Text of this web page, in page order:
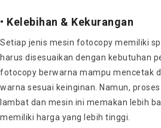
• Kelebihan & Kekurangan
Setiap jenis mesin fotocopy memiliki
harus disesuaikan dengan kebutuhan
fotocopy berwarna mampu mencetak
warna sesuai keinginan. Namun,
lambat dan mesin ini memakan lebih
memiliki harga yang lebih tinggi.